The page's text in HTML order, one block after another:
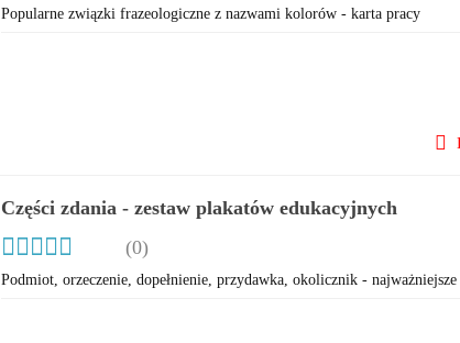
Popularne związki frazeologiczne z nazwami kolorów - karta pracy
Części zdania - zestaw plakatów edukacyjnych
(0)
Podmiot, orzeczenie, dopełnienie, przydawka, okolicznik -